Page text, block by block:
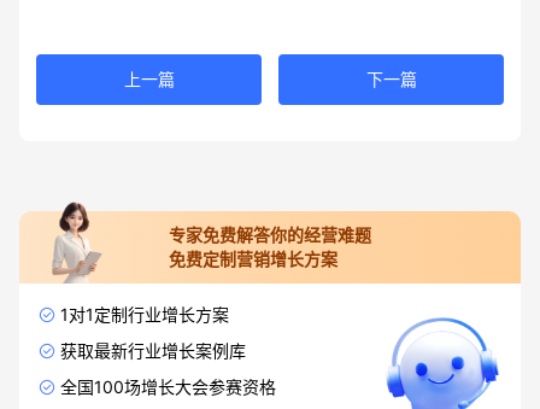
上一篇 下一篇
专家免费解答你的经营难题
免费定制营销增长方案
1对1定制行业增长方案
获取最新行业增长案例库
全国100场增长大会参赛资格